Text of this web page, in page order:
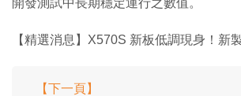
【精選消息】X570S 新板低調現身！新
【下一頁】